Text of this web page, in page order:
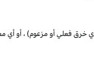
خرق فعلي أو مزعوم) ، أو أي